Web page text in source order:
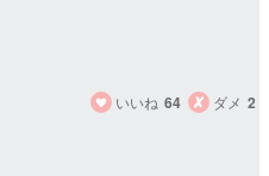
いいね 64 ダメ 2